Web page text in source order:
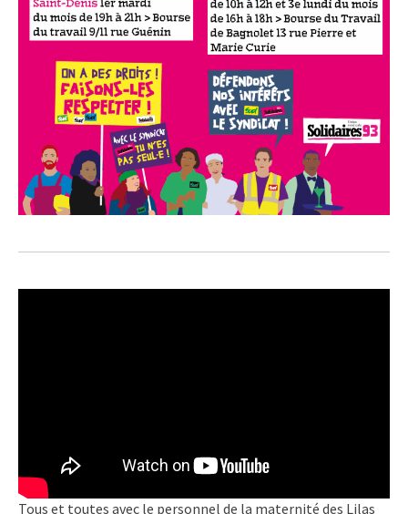
Tous et toutes avec le personnel de la maternité des Lilas